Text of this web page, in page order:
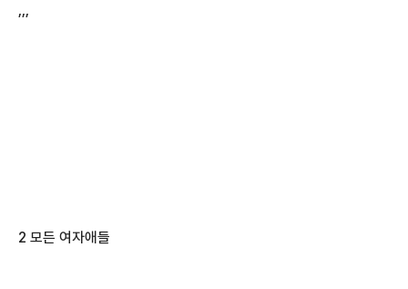
,,,
2 모든 여자애들